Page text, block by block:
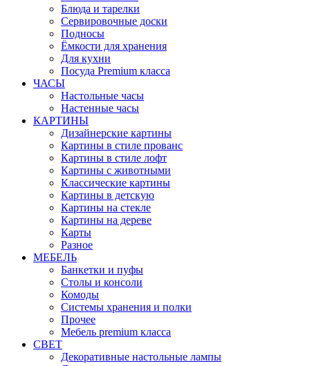
Блюда и тарелки
Сервировочные доски
Подносы
Ёмкости для хранения
Для кухни
Посуда Premium класса
ЧАСЫ
Настольные часы
Настенные часы
КАРТИНЫ
Дизайнерские картины
Картины в стиле прованс
Картины в стиле лофт
Картины с животными
Классические картины
Картины в детскую
Картины на стекле
Картины на дереве
Карты
Разное
МЕБЕЛЬ
Банкетки и пуфы
Столы и консоли
Комоды
Системы хранения и полки
Прочее
Мебель premium класса
СВЕТ
Декоративные настольные лампы